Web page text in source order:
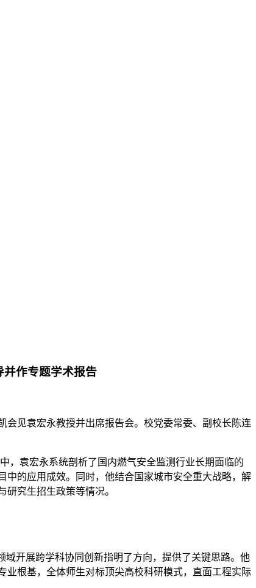
作专题学术报告
见袁宏永教授并出席报告会。校党委常委、副校长陈连
，袁宏永系统剖析了国内燃气安全监测行业长期面临的
的应用成效。同时，他结合国家城市安全重大战略，解
究生招生政策等情况。
开展跨学科协同创新指明了方向，提供了关键思路。他
根基，全体师生对标顶尖高校科研模式，直面工程实际